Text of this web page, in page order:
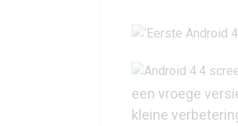
een vroege
kleine